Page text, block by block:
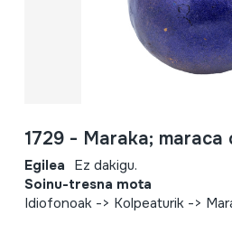
1729 - Maraka; maraca
Egilea Ez dakigu.
Soinu-tresna mota
Idiofonoak -> Kolpeaturik ->